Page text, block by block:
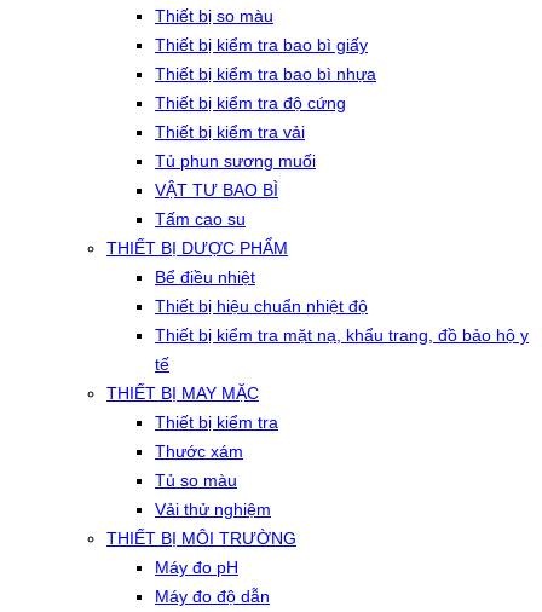
Thiết bị so màu
Thiết bị kiểm tra bao bì giấy
Thiết bị kiểm tra bao bì nhựa
Thiết bị kiểm tra độ cứng
Thiết bị kiểm tra vải
Tủ phun sương muối
VẬT TƯ BAO BÌ
Tấm cao su
THIẾT BỊ DƯỢC PHẨM
Bể điều nhiệt
Thiết bị hiệu chuẩn nhiệt độ
Thiết bị kiểm tra mặt nạ, khẩu trang, đồ bảo hộ y
tế
THIẾT BỊ MAY MẶC
Thiết bị kiểm tra
Thước xám
Tủ so màu
Vải thử nghiệm
THIẾT BỊ MÔI TRƯỜNG
Máy đo pH
Máy đo độ dẫn